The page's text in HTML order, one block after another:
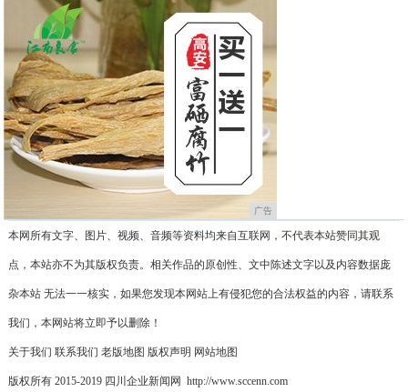
广告
本网所有文字、图片、视频、音频等资料均来自互联网，不代表本站赞同其观
点，本站亦不为其版权负责。相关作品的原创性、文中陈述文字以及内容数据庞
杂本站 无法一一核实，如果您发现本网站上有侵犯您的合法权益的内容，请联系
我们，本网站将立即予以删除！
关于我们 联系我们 老版地图 版权声明 网站地图
版权所有 2015-2019 四川企业新闻网 http://www.sccenn.com